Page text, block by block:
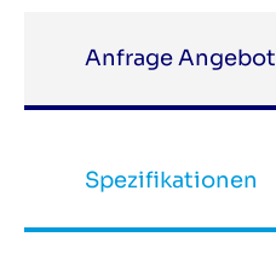
Anfrage Angebot
Spezifikationen